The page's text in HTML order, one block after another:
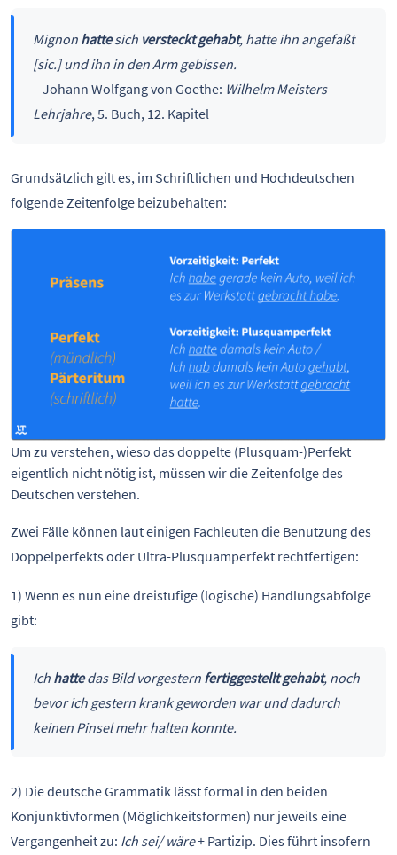
Mignon hattesich versteckt gehabt, hatte ihn angefaßt
[sic.] und ihn in den Arm gebissen.
– Johann Wolfgang von Goethe: Wilhelm Meisters
Lehrjahre, 5. Buch, 12. Kapitel
Grundsätzlich gilt es, im Schriftlichen und Hochdeutschen
folgende Zeitenfolge beizubehalten:
Um zu verstehen, wieso das doppelte (Plusquam-)Perfekt
eigentlich nicht nötig ist, müssen wir die Zeitenfolge des
Deutschen verstehen.
Zwei Fälle können laut einigen Fachleuten die Benutzung des
Doppelperfekts oder Ultra-Plusquamperfekt rechtfertigen:
1) Wenn es nun eine dreistufige (logische) Handlungsabfolge
gibt:
Ich hattedas Bild vorgestern fertiggestellt gehabt, noch
bevor ich gestern krank geworden war und dadurch
keinen Pinsel mehr halten konnte.
2) Die deutsche Grammatik lässt formal in den beiden
Konjunktivformen (Möglichkeitsformen) nur jeweils eine
Vergangenheit zu: Ich sei/ wäre+ Partizip. Dies führt insofern